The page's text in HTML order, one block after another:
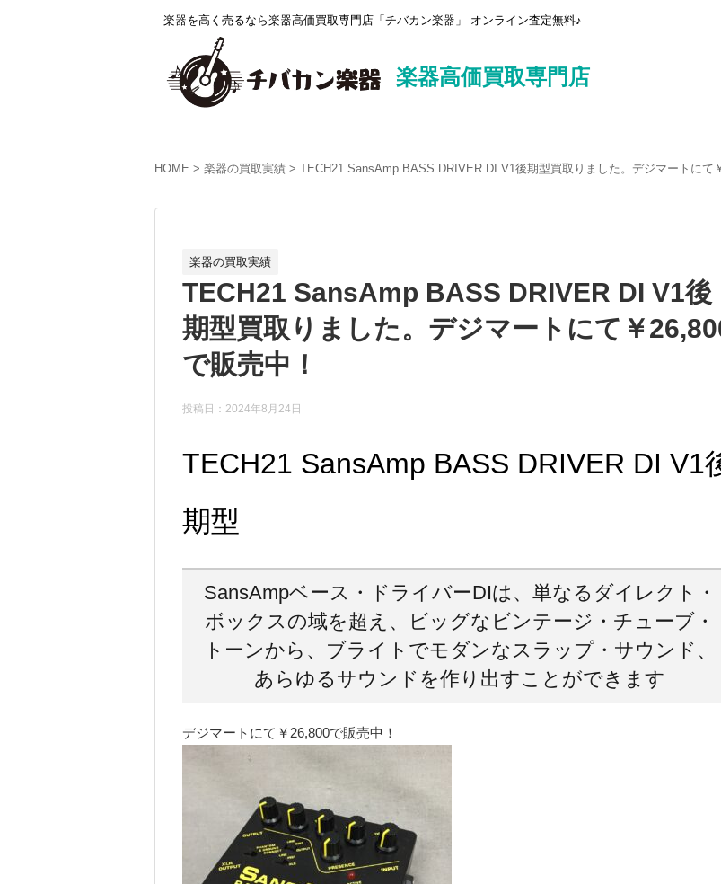
楽器を高く売るなら楽器高価買取専門店「チバカン楽器」 オンライン査定無料♪
楽器高価買取専門店
HOME 楽器の買取実績 TECH21 SansAmp BASS DRIVER DI V1後期型買取りました。デジマートにて
楽器の買取実績
TECH21 SansAmp BASS DRIVER DI V1後
期型買取りました。デジマートにて￥
で販売中！
投稿日：2024年8月24日
TECH21 SansAmp BASS DRIVER DI V1
期型
SansAmpベース・ドライバーDIは、単なるダイレクト・
ボックスの域を超え、ビッグなビンテージ・チューブ・
トーンから、ブライトでモダンなスラップ・サウンド、
あらゆるサウンドを作り出すことができます
デジマートにて￥26,800で販売中！